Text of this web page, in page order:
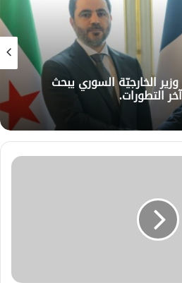
الخارجيّة السوري يبحث
التطورات.